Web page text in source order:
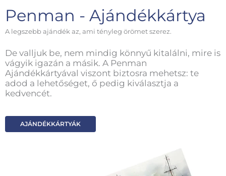
Penman - Ajándékkártya
A legszebb ajándék az, ami tényleg örömet szerez.
De valljuk be, nem mindig könnyű kitalálni, mire is
vágyik igazán a másik. A Penman
Ajándékkártyával viszont biztosra mehetsz: te
adod a lehetőséget, ő pedig kiválasztja a
kedvencét.
AJÁNDÉKKÁRTYÁK